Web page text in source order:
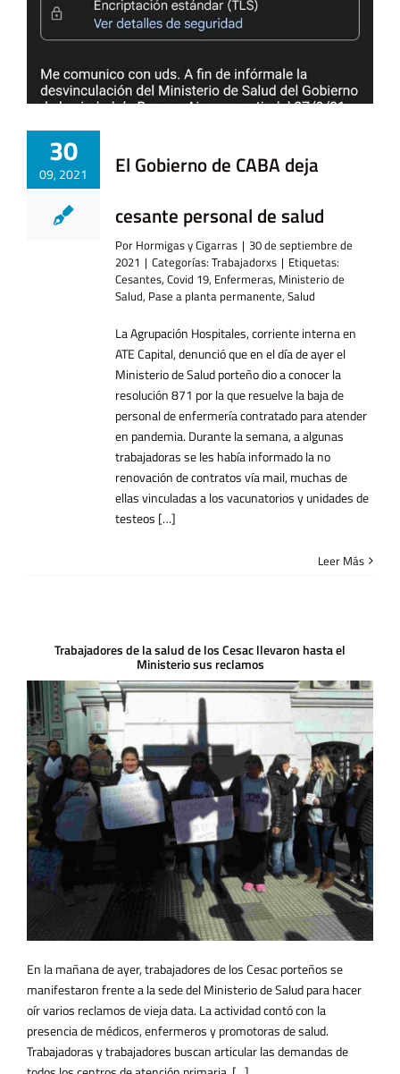
30
09, 2021
El Gobierno de CABA deja
cesante personal de salud
Por Hormigas y Cigarras | 30 de septiembre de
2021 | Categorías: Trabajadorxs | Etiquetas:
Cesantes, Covid 19, Enfermeras, Ministerio de
Salud, Pase a planta permanente, Salud
La Agrupación Hospitales, corriente interna en
ATE Capital, denunció que en el día de ayer el
Ministerio de Salud porteño dio a conocer la
resolución 871 por la que resuelve la baja de
personal de enfermería contratado para atender
en pandemia. Durante la semana, a algunas
trabajadoras se les había informado la no
renovación de contratos vía mail, muchas de
ellas vinculadas a los vacunatorios y unidades de
testeos […]
Leer Más
Trabajadores de la salud de los Cesac llevaron hasta el
Ministerio sus reclamos
En la mañana de ayer, trabajadores de los Cesac porteños se
manifestaron frente a la sede del Ministerio de Salud para hacer
oír varios reclamos de vieja data. La actividad contó con la
presencia de médicos, enfermeros y promotoras de salud.
Trabajadoras y trabajadores buscan articular las demandas de